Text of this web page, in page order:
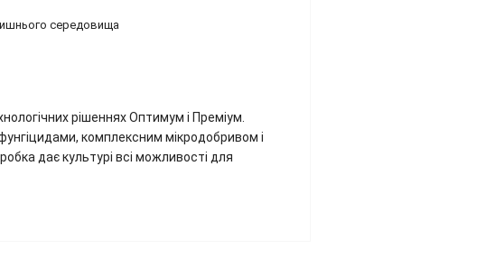
середовища
рішеннях Оптимум і Преміум.
комплексним мікродобривом і
дає культурі всі можливості для